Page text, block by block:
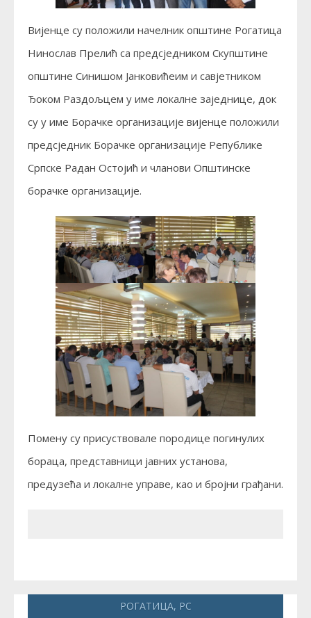
Вијенце су положили начелник општине Рогатица
Нинослав Прелић са предсједником Скупштине
општине Синишом Јанковићеим и савјетником
Ђоком Раздољцем у име локалне заједнице, док
су у име Борачке организације вијенце положили
предсједник Борачке организације Републике
Српске Радан Остојић и чланови Општинске
борачке организације.
Помену су присуствовале породице погинулих
бораца, представници јавних установа,
предузећа и локалне управе, као и бројни грађани.
РОГАТИЦА, РС